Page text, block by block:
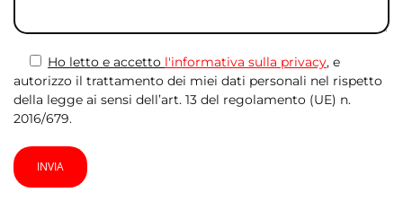
Ho letto e accetto l'informativa sulla privacy, e
autorizzo il trattamento dei miei dati personali nel rispetto
della legge ai sensi dell’art. 13 del regolamento (UE) n.
2016/679.